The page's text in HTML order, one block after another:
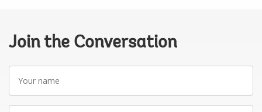
Join the Conversation
name